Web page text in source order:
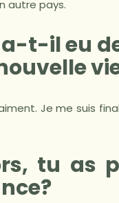
autre pays.
a-t-il eu
Je me suis
tu as